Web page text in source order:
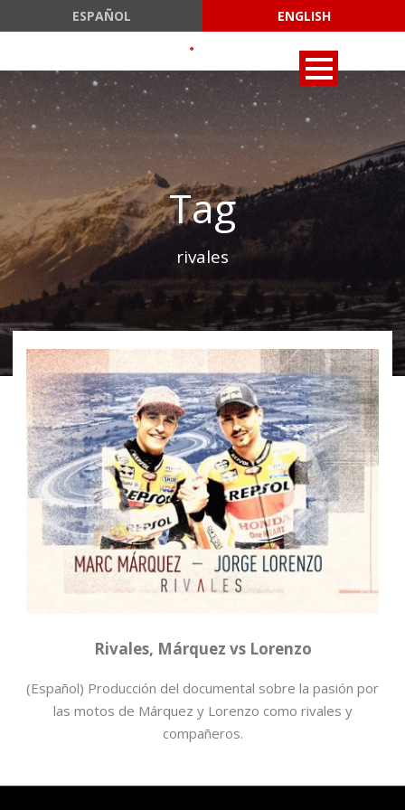
ESPAÑOL ENGLISH
Tag
rivales
rivales
Rivales, Márquez vs Lorenzo
(Español) Producción del documental sobre la pasión por
las motos de Márquez y Lorenzo como rivales y
compañeros.